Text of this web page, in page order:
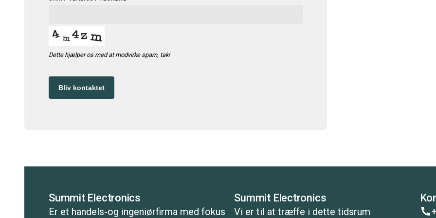
Dette hjælper os med at modvirke spam, tak!
Bliv kontaktet
Summit Electronics
Er et handels-og ingeniørfirma med fokus
Summit Electronics
Vi er til at træffe i dette tidsrum